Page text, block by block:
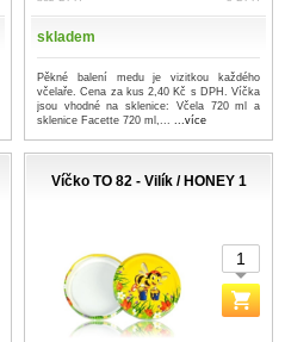
skladem
Pěkné balení medu je vizitkou každého
včelaře. Cena za kus 2,40 Kč s DPH. Víčka
jsou vhodné na sklenice: Včela 720 ml a
sklenice Facette 720 ml,... ...více
Víčko TO 82 - Vilík / HONEY 1